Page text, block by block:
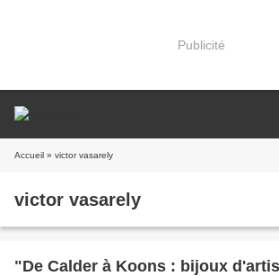
Publicité
Accueil » victor vasarely
victor vasarely
"De Calder à Koons : bijoux